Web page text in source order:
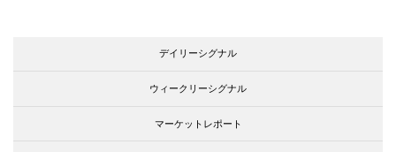
デイリーシグナル
ウィークリーシグナル
マーケットレポート